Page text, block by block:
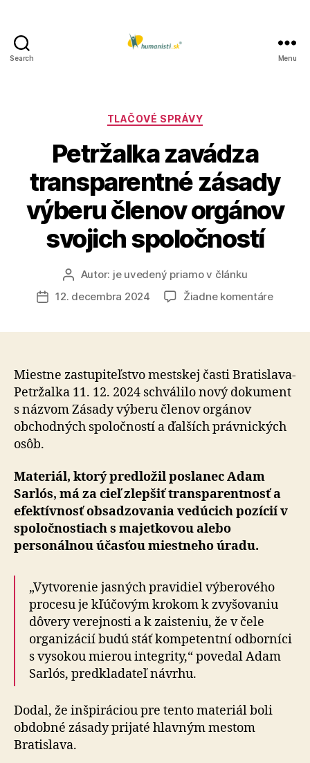
Search Menu
Kategórie
TLAČOVÉ SPRÁVY
Petržalka zavádza
transparentné zásady
výberu členov orgánov
svojich spoločností
Autor
článku
Autor: je uvedený priamo v článku
Dátum
12. decembra 2024 Žiadne komentárena
výberu
členov
Miestne zastupiteľstvo mestskej časti Bratislava-
Petržalka 11. 12. 2024 schválilo nový dokument
s názvom Zásady výberu členov orgánov
obchodných spoločností a ďalších právnických
osôb.
Materiál, ktorý predložil poslanec Adam
Sarlós, má za cieľ zlepšiť transparentnosť a
efek­tív­nosť ob­sa­dzo­va­nia vedúcich pozícií v
spoločnostiach s majetkovou alebo
personálnou účasťou miestneho úradu.
„Vytvorenie jasných pravidiel výberového
procesu je kľúčovým krokom k zvyšovaniu
dôvery verejnosti a k zaisteniu, že v čele
organizácií budú stáť kompetentní odborníci
s vysokou mierou integrity,“ povedal Adam
Sarlós, predkladateľ návrhu.
Dodal, že inšpiráciou pre tento materiál boli
obdobné zásady prijaté hlavným mestom
Bratislava.